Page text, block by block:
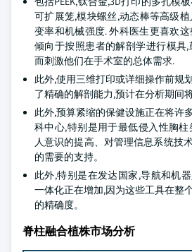
可扩展笼,模块螺丝,动态棒等高级
变率和机械强度. 外科医生更喜欢
倾向于按照患者的解剖学进行模具
而刺激他们在手术室的总体需求.
此外,使用三维打印或详细操作前规
了精确的解剖能力,预计在分析期间
此外,预算紧缩的保健设施正在将许
科中心,特别是用于最低侵入性胸
人意识的提高、对管理信息系统技
的需要的支持。
此外,特别是在发达国家,导航和机
一体化正在增加,因为这些工具在整
的精确度。
脊柱融合植株市场分析